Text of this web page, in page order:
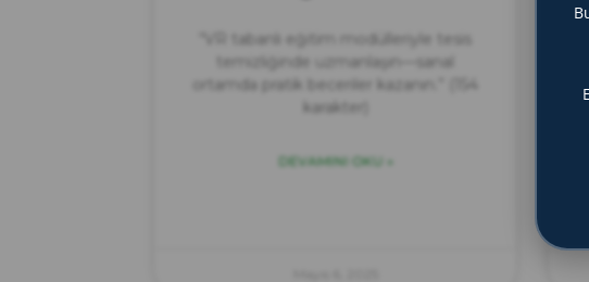
“VR tabanlı eğitim modülleriyle tesis
temizliğinde uzmanlaşın—sanal
ortamda pratik beceriler kazanın.” (154
karakter)
DEVAMINI OKU »